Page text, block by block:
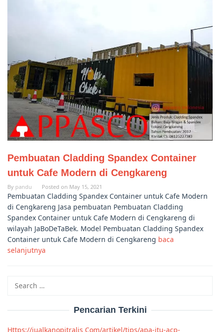
Pembuatan Cladding Spandex Container
untuk Cafe Modern di Cengkareng
By pandu Posted on May 15, 2021
Pembuatan Cladding Spandex Container untuk Cafe Modern
di Cengkareng Jasa pembuatan Pembuatan Cladding
Spandex Container untuk Cafe Modern di Cengkareng di
wilayah JaBoDeTaBek. Model Pembuatan Cladding Spandex
Container untuk Cafe Modern di Cengkareng baca
selanjutnya
for:
Pencarian Terkini
Https://jualkanopitralis Com/artikel/tips/apa-itu-acp-